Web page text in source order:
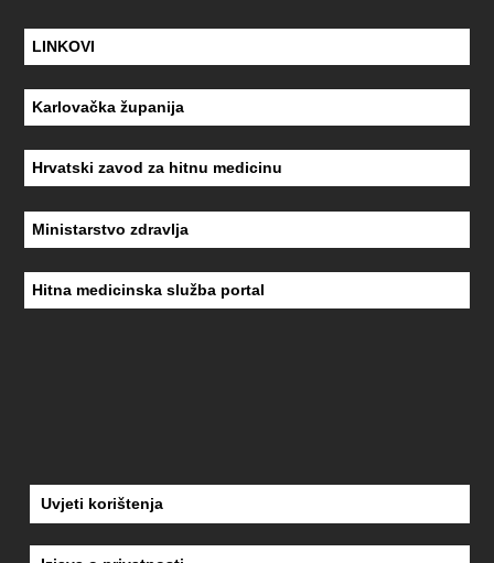
LINKOVI
Karlovačka županija
Hrvatski zavod za hitnu medicinu
Ministarstvo zdravlja
Hitna medicinska služba portal
Uvjeti korištenja